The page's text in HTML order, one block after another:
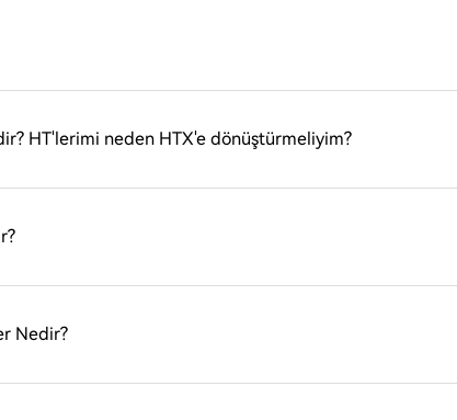
HT'lerimi neden HTX'e dönüştürmeliyim?
Nedir?